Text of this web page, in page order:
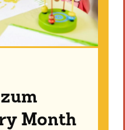
Month